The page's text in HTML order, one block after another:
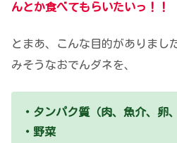
んとか食べてもらいたいっ！！
とまあ、こんな目的がありまし
みそうなおでんダネを、
・タンパク質（肉、魚介、卵
・野菜